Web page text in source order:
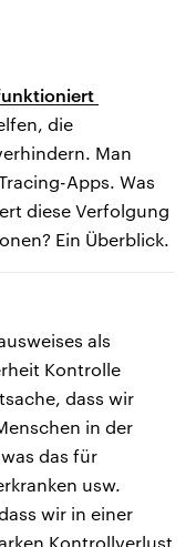
die
Man
Apps. Was
diese Verfolgung
Ein Überblick.
als
Kontrolle
dass wir
in der
das für
usw.
wir in einer
Kontrollverlust